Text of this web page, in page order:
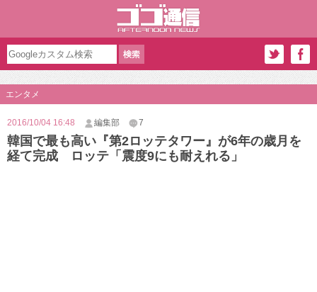
エンタメ
2016/10/04 16:48 編集部 7
韓国で最も高い『第2ロッテタワー』が6年の歳月を
経て完成 ロッテ「震度9にも耐えれる」